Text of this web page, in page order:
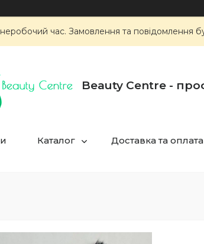
неробочий час. Замовлення та
Beauty Centre -
Каталог Доставка та оплата